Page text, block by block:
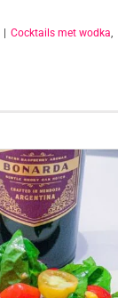
Cocktails met wodka,